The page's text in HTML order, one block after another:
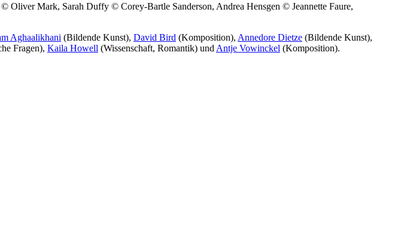
Mark, Sarah Duffy © Corey-Bartle Sanderson, Andrea Hensgen © Jeannette Faure,
Aghaalikhani (Bildende Kunst), David Bird (Komposition), Annedore Dietze (Bildende Kunst),
Fragen), Kaila Howell (Wissenschaft, Romantik) und Antje Vowinckel (Komposition).